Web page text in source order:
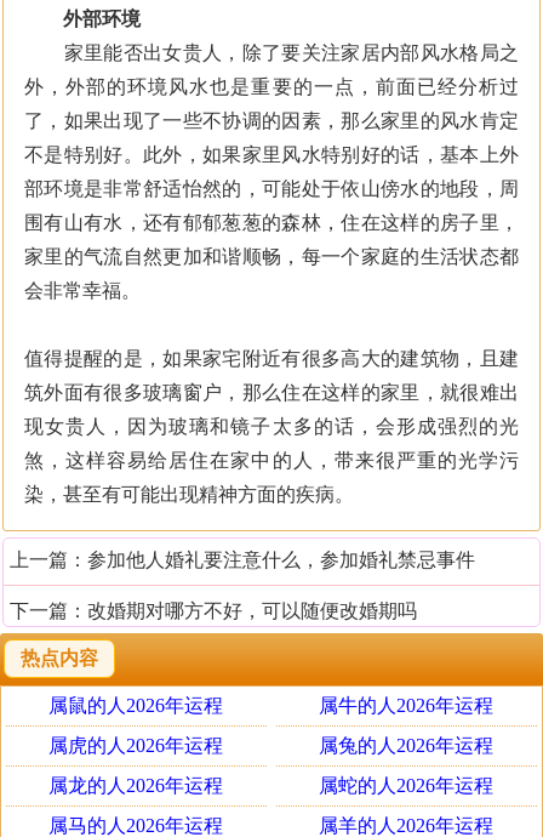
外部环境
家里能否出女贵人，除了要关注家居内部风水格局之
外，外部的环境风水也是重要的一点，前面已经分析过
了，如果出现了一些不协调的因素，那么家里的风水肯定
不是特别好。此外，如果家里风水特别好的话，基本上外
部环境是非常舒适怡然的，可能处于依山傍水的地段，周
围有山有水，还有郁郁葱葱的森林，住在这样的房子里，
家里的气流自然更加和谐顺畅，每一个家庭的生活状态都
会非常幸福。
值得提醒的是，如果家宅附近有很多高大的建筑物，且建
筑外面有很多玻璃窗户，那么住在这样的家里，就很难出
现女贵人，因为玻璃和镜子太多的话，会形成强烈的光
煞，这样容易给居住在家中的人，带来很严重的光学污
染，甚至有可能出现精神方面的疾病。
上一篇： 参加他人婚礼要注意什么，参加婚礼禁忌事件
下一篇： 改婚期对哪方不好，可以随便改婚期吗
热点内容
属鼠的人2026年运程
属牛的人2026年运程
属虎的人2026年运程
属兔的人2026年运程
属龙的人2026年运程
属蛇的人2026年运程
属马的人2026年运程
属羊的人2026年运程